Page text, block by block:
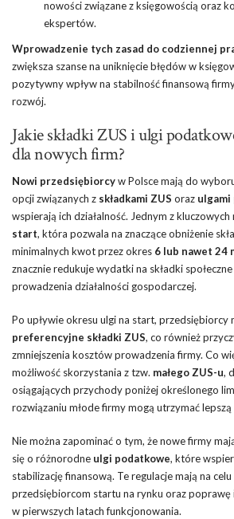
nowości związane z księgowością oraz
ekspertów.
Wprowadzenie tych zasad do codziennej
zwiększa szanse na uniknięcie błędów w
pozytywny wpływ na stabilność finansową
rozwój.
Jakie składki ZUS i ulgi
dla nowych firm?
Nowi przedsiębiorcyw Polsce mają do
opcji związanych z składkami ZUS oraz ulgami
wspierają ich działalność. Jednym z
start, która pozwala na znaczące obniżenie
minimalnych kwot przez okres 6 lub nawet 24
znacznie redukuje wydatki na składki
prowadzenia działalności gospodarczej.
Po upływie okresu ulgi na start, przedsiębiorcy
preferencyjne składki ZUS, co również
zmniejszenia kosztów prowadzenia firmy. Co
możliwość skorzystania z tzw. małego ZUS-u,
osiągających przychody poniżej określonego
rozwiązaniu młode firmy mogą utrzymać lepszą
Nie można zapominać o tym, że nowe firmy
się o różnorodne ulgi podatkowe, które
stabilizację finansową. Te regulacje mają na celu
przedsiębiorcom startu na rynku oraz poprawę
w pierwszych latach funkcjonowania.